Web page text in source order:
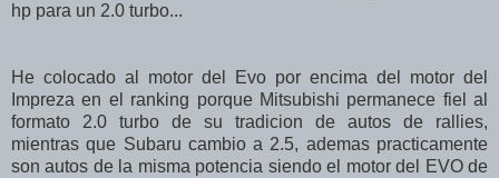
hp para un 2.0 turbo...
He colocado al motor del Evo por encima del motor del
Impreza en el ranking porque Mitsubishi permanece fiel al
formato 2.0 turbo de su tradicion de autos de rallies,
mientras que Subaru cambio a 2.5, ademas practicamente
son autos de la misma potencia siendo el motor del EVO de